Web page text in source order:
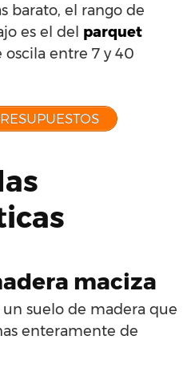
barato, el rango de
es el del parquet
oscila entre 7 y 40
maciza
suelo de madera que
enteramente de